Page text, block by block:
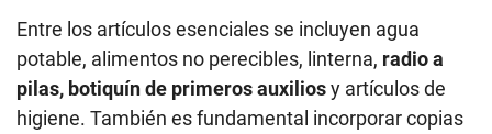
Entre los artículos esenciales se incluyen agua
potable, alimentos no perecibles, linterna, radio a
pilas, botiquín de primeros auxiliosy artículos de
higiene. También es fundamental incorporar copias